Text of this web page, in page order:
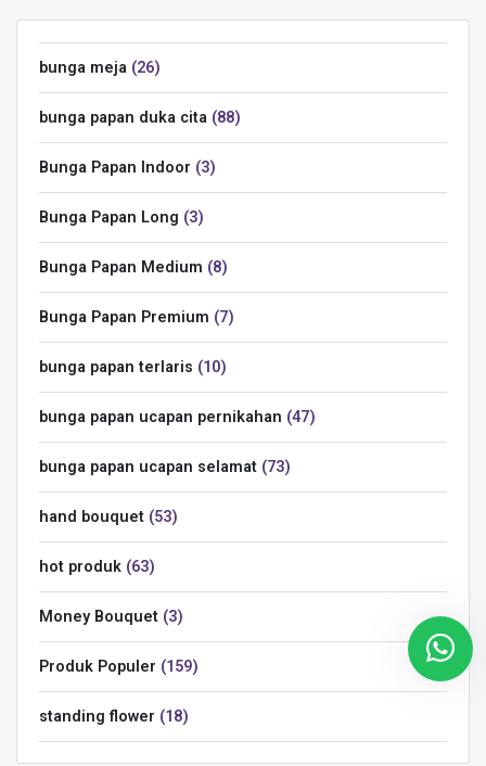
bunga meja 26
bunga papan duka cita 88
Bunga Papan Indoor 3
Bunga Papan Long 3
Bunga Papan Medium 8
Bunga Papan Premium 7
bunga papan terlaris 10
bunga papan ucapan pernikahan 47
bunga papan ucapan selamat 73
hand bouquet 53
hot produk 63
Money Bouquet 3
Produk Populer 159
standing flower 18